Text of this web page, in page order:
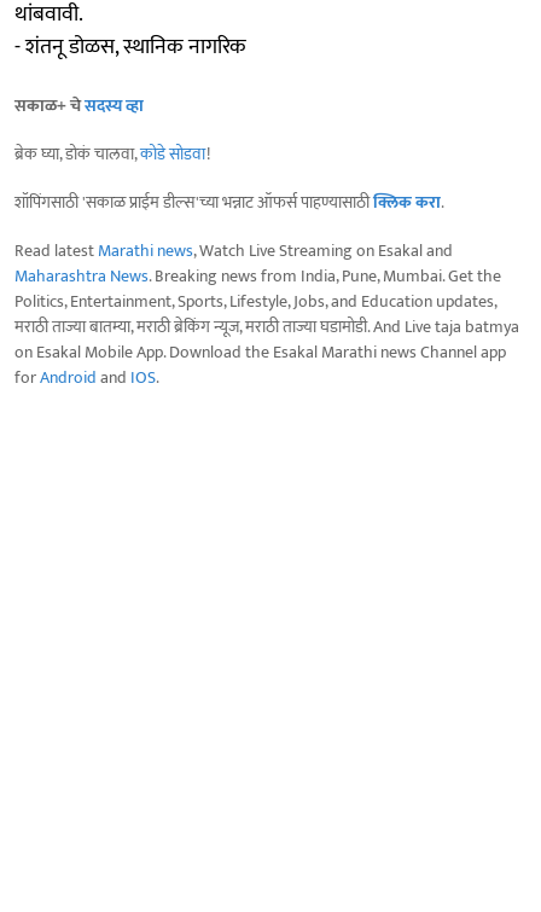
थांबवावी.
- शंतनू डोळस, स्थानिक नागरिक
सकाळ+ चेसदस्य व्हा
ब्रेक घ्या, डोकं चालवा,कोडे सोडवा!
शॉपिंगसाठी 'सकाळ प्राईम डील्स'च्या भन्नाट ऑफर्स पाहण्यासाठीक्लिक करा.
Read latestMarathi news, Watch Live Streaming on Esakal and
Maharashtra News. Breaking news from India, Pune, Mumbai. Get the
Politics, Entertainment, Sports, Lifestyle, Jobs, and Education updates,
मराठी ताज्या बातम्या, मराठी ब्रेकिंग न्यूज, मराठी ताज्या घडामोडी. And Live taja batmya
on Esakal Mobile App. Download the Esakal Marathi news Channel app
forAndroidand IOS.